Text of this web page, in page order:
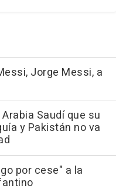
Jorge Messi, a
Saudí que su
y Pakistán no va
por cese" a la